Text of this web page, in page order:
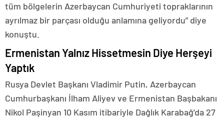
tüm bölgelerin Azerbaycan Cumhuriyeti topraklarının
ayrılmaz bir parçası olduğu anlamına geliyordu” diye
konuştu.
Ermenistan Yalnız Hissetmesin Diye Herşeyi
Yaptık
Rusya Devlet Başkanı Vladimir Putin, Azerbaycan
Cumhurbaşkanı İlham Aliyev ve Ermenistan Başbakanı
Nikol Paşinyan 10 Kasım itibariyle Dağlık Karabağ’da 27